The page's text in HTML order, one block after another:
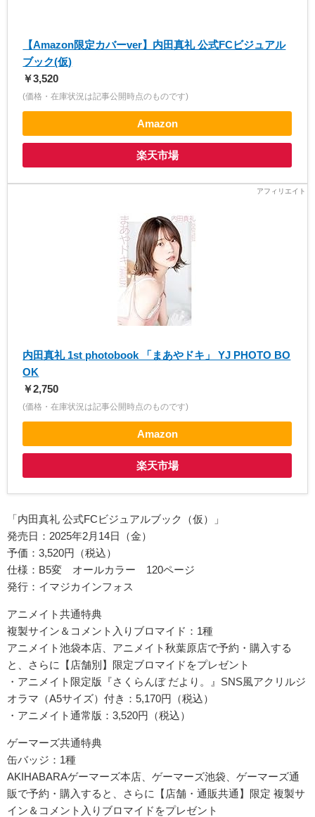
【Amazon限定カバーver】内田真礼 公式FCビジュアル
ブック(仮)
￥3,520
(価格・在庫状況は記事公開時点のものです)
Amazon
楽天市場
内田真礼 1st photobook 「まあやドキ」 YJ PHOTO BO
OK
￥2,750
(価格・在庫状況は記事公開時点のものです)
Amazon
楽天市場
「内田真礼 公式FCビジュアルブック（仮）」
発売日：2025年2月14日（金）
予価：3,520円（税込）
仕様：B5変 オールカラー 120ページ
発行：イマジカインフォス
アニメイト共通特典
複製サイン＆コメント入りブロマイド：1種
アニメイト池袋本店、アニメイト秋葉原店で予約・購入する
と、さらに【店舗別】限定ブロマイドをプレゼント
・アニメイト限定版『さくらんぼ だより。』SNS風アクリルジ
オラマ（A5サイズ）付き：5,170円（税込）
・アニメイト通常版：3,520円（税込）
ゲーマーズ共通特典
缶バッジ：1種
AKIHABARAゲーマーズ本店、ゲーマーズ池袋、ゲーマーズ通
販で予約・購入すると、さらに【店舗・通販共通】限定 複製サ
イン＆コメント入りブロマイドをプレゼント